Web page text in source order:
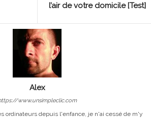
l’air de votre domicile [Test]
Alex
www.unsimpleclic.com
ordinateurs depuis l'enfance, je n'ai cessé de m'y